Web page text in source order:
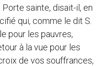
sainte, disait-il, en
qui, comme le dit S.
pour les pauvres,
à la vue pour les
de vos souffrances,